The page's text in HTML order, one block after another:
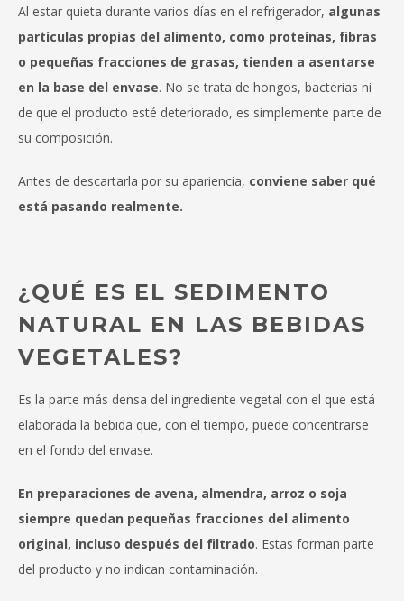
Al estar quieta durante varios días en el refrigerador, algunas
partículas propias del alimento, como proteínas, fibras
o pequeñas fracciones de grasas, tienden a asentarse
en la base del envase. No se trata de hongos, bacterias ni
de que el producto esté deteriorado, es simplemente parte de
su composición.
Antes de descartarla por su apariencia, conviene saber qué
está pasando realmente.
¿QUÉ ES EL SEDIMENTO
NATURAL EN LAS BEBIDAS
VEGETALES?
Es la parte más densa del ingrediente vegetal con el que está
elaborada la bebida que, con el tiempo, puede concentrarse
en el fondo del envase.
En preparaciones de avena, almendra, arroz o soja
siempre quedan pequeñas fracciones del alimento
original, incluso después del filtrado. Estas forman parte
del producto y no indican contaminación.